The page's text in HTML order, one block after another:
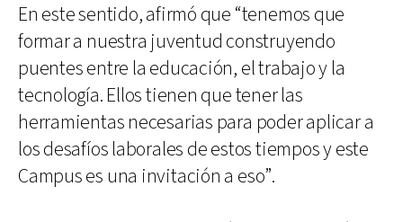
En este sentido, afirmó que “tenemos que
formar a nuestra juventud construyendo
puentes entre la educación, el trabajo y la
tecnología. Ellos tienen que tener las
herramientas necesarias para poder aplicar a
los desafíos laborales de estos tiempos y este
Campus es una invitación a eso”.